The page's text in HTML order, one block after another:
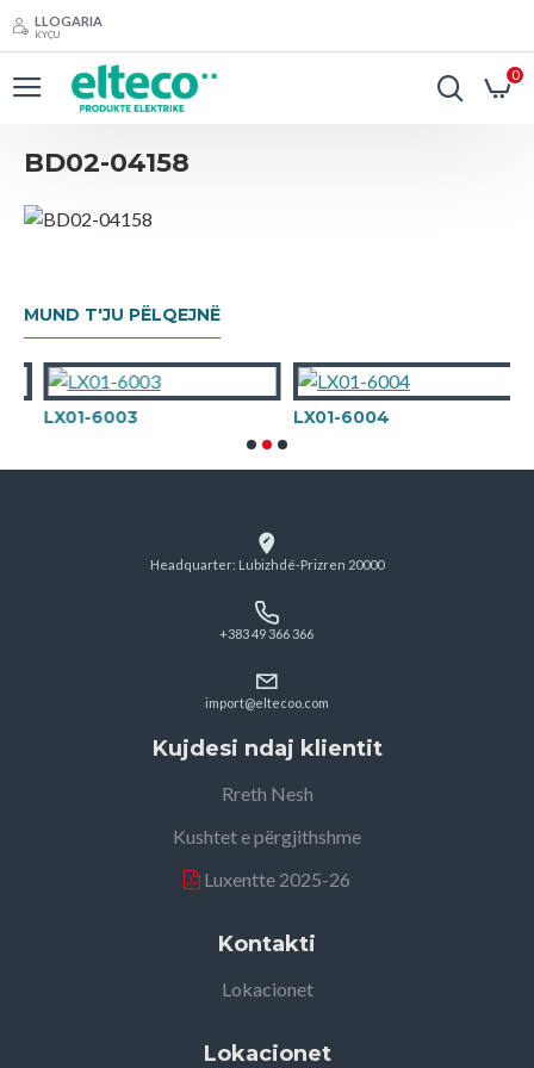
LLOGARIA
KYÇU
0
BD02-04158
MUND T'JU PËLQEJNË
LX01-6003 LX01-6004
Headquarter: Lubizhdë-Prizren 20000
+383 49 366 366
import@eltecoo.com
Kujdesi ndaj klientit
Rreth Nesh
Kushtet e përgjithshme
Luxentte 2025-26
Kontakti
Lokacionet
Lokacionet